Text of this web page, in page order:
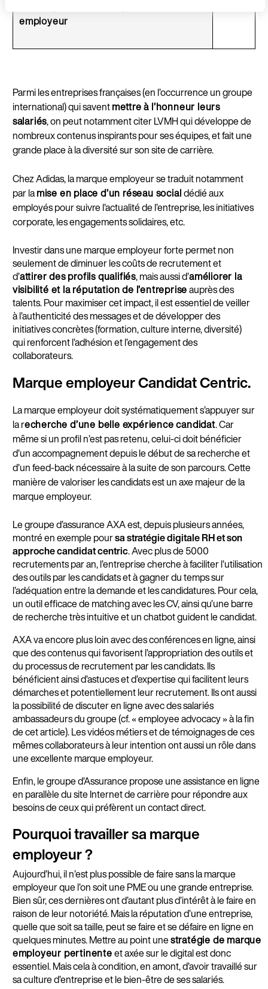
employeur
Parmi les entreprises françaises (en l’occurrence un groupe
international) qui saventmettre à l’honneur leurs
salariés, on peut notamment citer LVMH qui développe de
nombreux contenus inspirants pour ses équipes, et fait une
grande place à la diversité sur son site de carrière.
Chez Adidas, la marque employeur se traduit notamment
par lamise en place d’un réseau socialdédié aux
employés pour suivre l’actualité de l’entreprise, les initiatives
corporate, les engagements solidaires, etc.
Investir dans une marque employeur forte permet non
seulement de diminuer les coûts de recrutement et
d’attirer des profils qualifiés, mais aussi d’améliorer la
visibilité et la réputation de l’entrepriseauprès des
talents. Pour maximiser cet impact, il est essentiel de veiller
à l’authenticité des messages et de développer des
initiatives concrètes (formation, culture interne, diversité)
qui renforcent l’adhésion et l’engagement des
collaborateurs.
Marque employeur Candidat Centric.
La marque employeur doit systématiquement s’appuyer sur
la recherche d’une belle expérience candidat. Car
même si un profil n’est pas retenu, celui-ci doit bénéficier
d’un accompagnement depuis le début de sa recherche et
d’un feed-back nécessaire à la suite de son parcours. Cette
manière de valoriser les candidats est un axe majeur de la
marque employeur.
Le groupe d’assurance AXA est, depuis plusieurs années,
montré en exemple poursa stratégie digitale RH et son
approche candidat centric. Avec plus de 5000
recrutements par an, l’entreprise cherche à faciliter l’utilisation
des outils par les candidats et à gagner du temps sur
l’adéquation entre la demande et les candidatures. Pour cela,
un outil efficace de matching avec les CV, ainsi qu’une barre
de recherche très intuitive et un chatbot guident le candidat.
AXA va encore plus loin avec des conférences en ligne, ainsi
que des contenus qui favorisent l’appropriation des outils et
du processus de recrutement par les candidats. Ils
bénéficient ainsi d’astuces et d’expertise qui facilitent leurs
démarches et potentiellement leur recrutement. Ils ont aussi
la possibilité de discuter en ligne avec des salariés
ambassadeurs du groupe (cf. « employee advocacy » à la fin
de cet article). Les vidéos métiers et de témoignages de ces
mêmes collaborateurs à leur intention ont aussi un rôle dans
une excellente marque employeur.
Enfin, le groupe d’Assurance propose une assistance en ligne
en parallèle du site Internet de carrière pour répondre aux
besoins de ceux qui préfèrent un contact direct.
Pourquoi travailler sa marque
employeur ?
Aujourd’hui, il n’est plus possible de faire sans la marque
employeur que l’on soit une PME ou une grande entreprise.
Bien sûr, ces dernières ont d’autant plus d’intérêt à le faire en
raison de leur notoriété. Mais la réputation d’une entreprise,
quelle que soit sa taille, peut se faire et se défaire en ligne en
quelques minutes. Mettre au point unestratégie de marque
employeur pertinenteet axée sur le digital est donc
essentiel. Mais cela à condition, en amont, d’avoir travaillé sur
sa culture d’entreprise et le bien-être de ses salariés.